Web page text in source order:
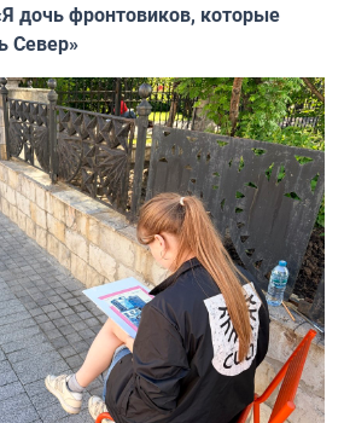
дочь фронтовиков, которые
Север»